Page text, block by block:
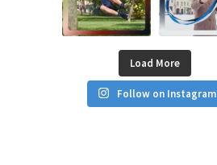
Load More
Follow on Instagram